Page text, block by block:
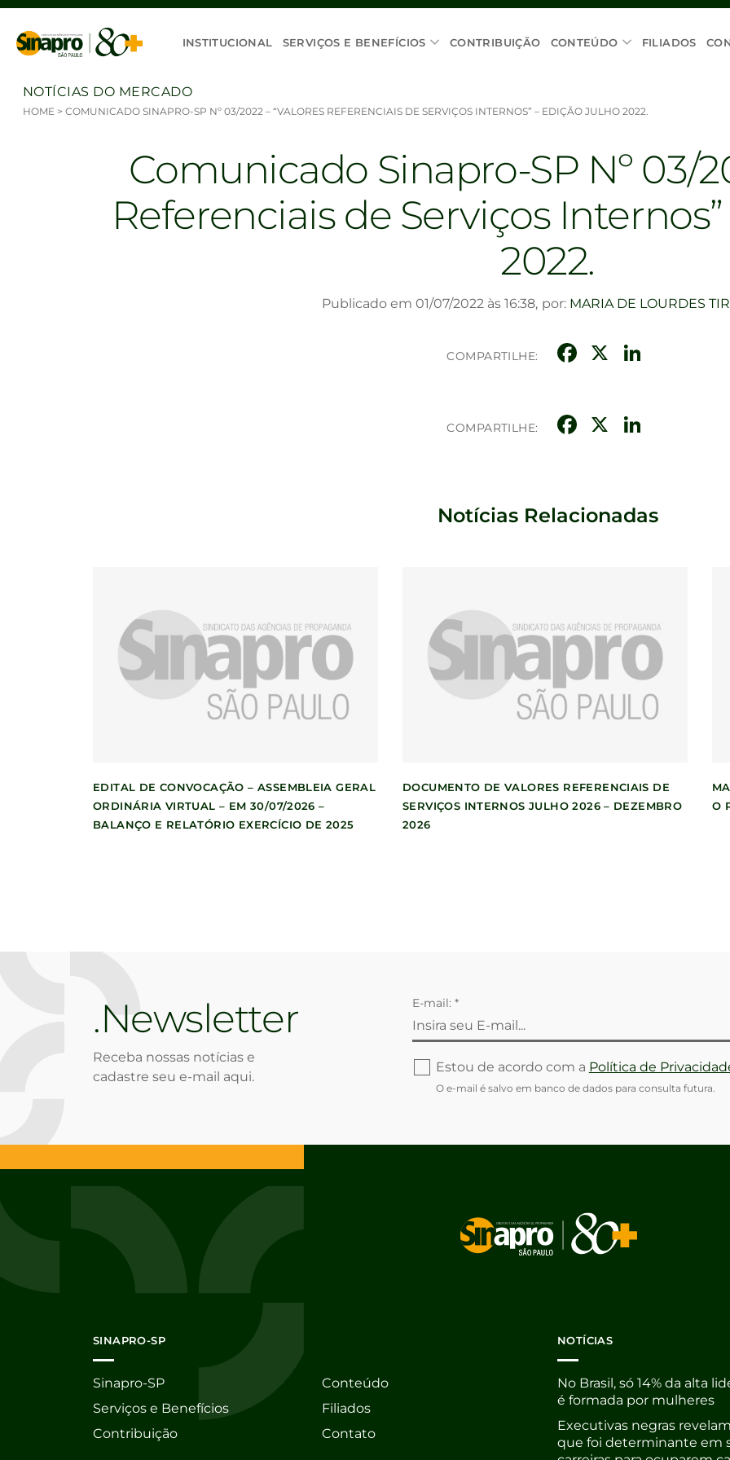
Ir para o conteúdo
INSTITUCIONAL SERVIÇOS E BENEFÍCIOS CONTRIBUIÇÃO CONTEÚDO FILIADOS
NOTÍCIAS DO MERCADO
HOME > COMUNICADO SINAPRO-SP Nº 03/2022 – “VALORES REFERENCIAIS DE SERVIÇOS INTERNOS” – EDIÇÃO JULHO 2022.
Comunicado Sinapro-SP Nº 03/
Referenciais de Serviços
2022.
Publicado em 01/07/2022 às 16:38, por: MARIA DE LOURDES
COMPARTILHE: Facebook
X
COMPARTILHE: Facebook
X
Notícias Relacionadas
EDITAL DE CONVOCAÇÃO – ASSEMBLEIA GERAL
ORDINÁRIA VIRTUAL – EM 30/07/2026 –
BALANÇO E RELATÓRIO EXERCÍCIO DE 2025
DOCUMENTO DE VALORES REFERENCIAIS DE
SERVIÇOS INTERNOS JULHO 2026 – DEZEMBRO
2026
O
Newsletter
Receba nossas notícias e
cadastre seu e-mail aqui.
E-mail: *
Estou de acordo com a Política de
O e-mail é salvo em banco de dados para consulta futura.
SINAPRO-SP
Sinapro-SP
Serviços e Benefícios
Contribuição
Conteúdo
Filiados
Contato
NOTÍCIAS
No Brasil, só 14% da alta
é formada por mulheres
Executivas negras
que foi determinante em